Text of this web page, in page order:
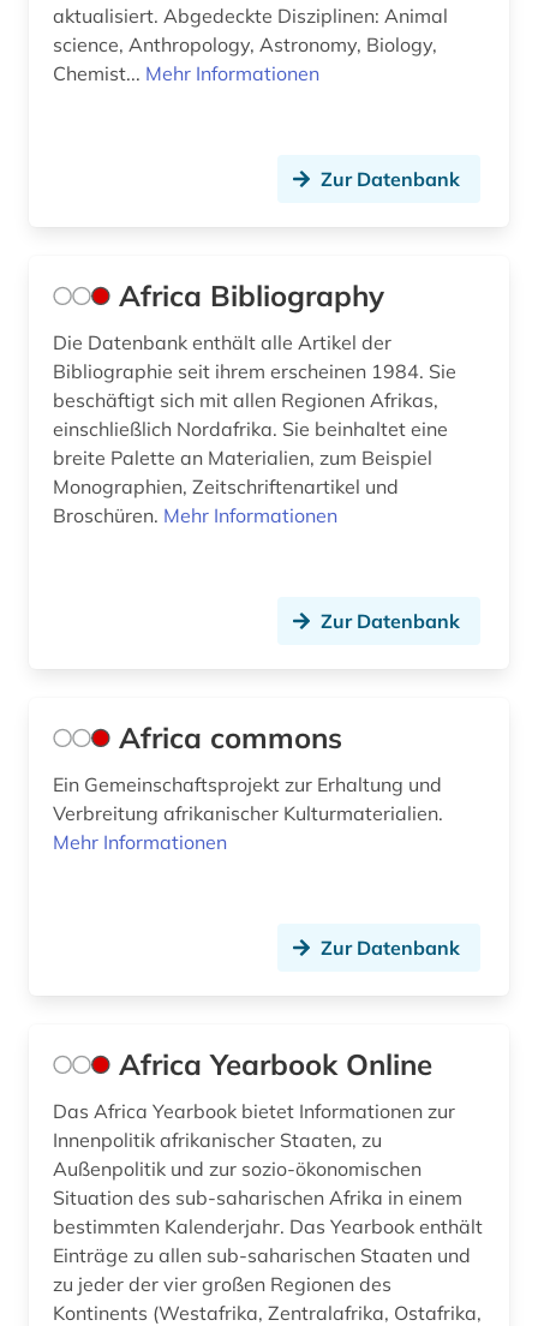
burkina faso (1)
byzantinistik (1)
bündnerromanisch (1)
chemie (10)
china (4)
christentum (2)
christian gottlob (1)
christianisierung (1)
cultures (1)
cuneiform (1)
côte divoire (1)
das wunderbare (1)
design (2)
deutsch (6)
deutsche kolonialgesellschaft (1)
deutsches volksliedarchiv (1)
deutschland (9)
deutschsprachige gemeinschaft (1)
Slowakei (1)
Slowenien (2)
Suedosteuropa (2)
Thueringen (1)
Tschechische Republik (2)
Tuerkei (1)
USA (11)
aktualisiert. Abgedeckte Disziplinen: Animal
science, Anthropology, Astronomy, Biology,
Chemist... Mehr Informationen
Zur Datenbank
Africa Bibliography
Die Datenbank enthält alle Artikel der
Bibliographie seit ihrem erscheinen 1984. Sie
beschäftigt sich mit allen Regionen Afrikas,
einschließlich Nordafrika. Sie beinhaltet eine
breite Palette an Materialien, zum Beispiel
Monographien, Zeitschriftenartikel und
Broschüren. Mehr Informationen
Zur Datenbank
Africa commons
Ein Gemeinschaftsprojekt zur Erhaltung und
Verbreitung afrikanischer Kulturmaterialien.
Mehr Informationen
Zur Datenbank
Africa Yearbook Online
Das Africa Yearbook bietet Informationen zur
Innenpolitik afrikanischer Staaten, zu
Außenpolitik und zur sozio-ökonomischen
Situation des sub-saharischen Afrika in einem
bestimmten Kalenderjahr. Das Yearbook enthält
Einträge zu allen sub-saharischen Staaten und
zu jeder der vier großen Regionen des
Kontinents (Westafrika, Zentralafrika, Ostafrika,